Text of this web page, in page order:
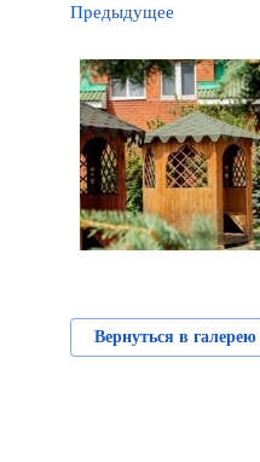
Предыдущее
Вернуться в галерею